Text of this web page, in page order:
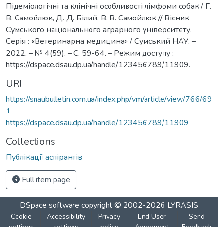
Підеміологічні та клінічні особливості лімфоми собак / Г.
В. Самойлюк, Д. Д. Білий, В. В. Самойлюк // Вісник
Сумського національного аграрного університету.
Серія : «Ветеринарна медицина» / Сумський НАУ. –
2022. – № 4(59). – С. 59-64. – Режим доступу :
https://dspace.dsau.dp.ua/handle/123456789/11909.
URI
https://snaubulletin.com.ua/index.php/vm/article/view/766/69
1
https://dspace.dsau.dp.ua/handle/123456789/11909
Collections
Публікації аспірантів
Full item page
DSpace software copyright © 2002-2026 LYRASIS
Cookie
Accessibility
Privacy
End User
Send